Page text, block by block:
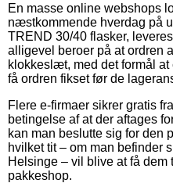
En masse online webshops
næstkommende hverdag på
TREND 30/40 flasker,
alligevel beroer på at ordren
klokkeslæt, med det formål
få ordren fikset før de
Flere e-firmaer sikrer gratis
betingelse af at der aftages
kan man beslutte sig for den
hvilket tit – om man befinder
Helsinge – vil blive at få dem
pakkeshop.